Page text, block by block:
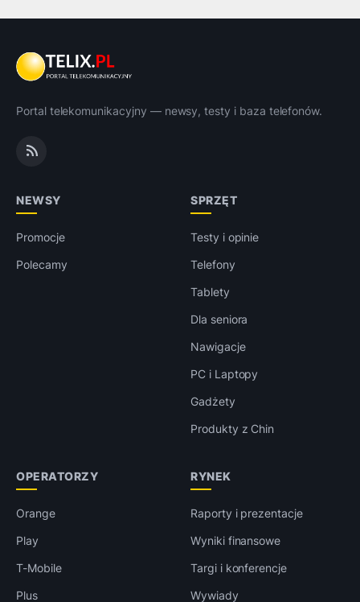
Portal telekomunikacyjny — newsy, testy i baza telefonów.
NEWSY
Promocje
Polecamy
SPRZĘT
Testy i opinie
Telefony
Tablety
Dla seniora
Nawigacje
PC i Laptopy
Gadżety
Produkty z Chin
OPERATORZY
Orange
Play
T-Mobile
Plus
RYNEK
Raporty i prezentacje
Wyniki finansowe
Targi i konferencje
Wywiady